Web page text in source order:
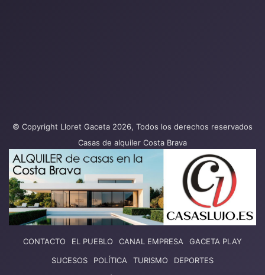
© Copyright Lloret Gaceta 2026, Todos los derechos reservados
Casas de alquiler Costa Brava
CONTACTO EL PUEBLO CANAL EMPRESA
GACETA PLAY
SUCESOS
POLÍTICA TURISMO
DEPORTES